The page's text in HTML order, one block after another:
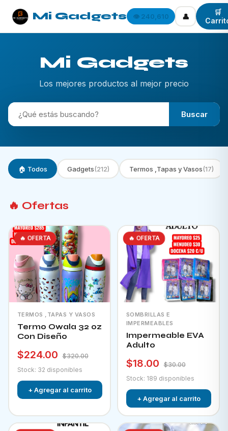
Mi Gadgets 👁️ 240,610 👤
🛒
Mi Gadgets
Los mejores productos al mejor precio
Buscar
🏠 Todos Gadgets(212) Termos ,Tapas y Vasos(17)
🔥 Ofertas
🔥 OFERTA
TERMOS ,TAPAS Y VASOS
Termo Owala 32 oz
Con Diseño
$224.00
$320.00
Stock: 32 disponibles
+ Agregar al carrito
🔥 OFERTA
SOMBRILLAS E
IMPERMEABLES
Impermeable EVA
Adulto
$18.00
$30.00
Stock: 189 disponibles
+ Agregar al carrito